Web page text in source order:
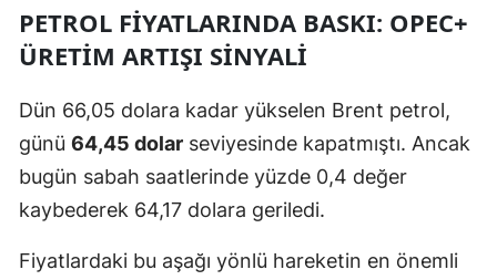
PETROL FIYATLARINDA BASKI: OPEC+
ÜRETIM ARTIŞI SINYALI
Dün 66,05 dolara kadar yükselen Brent petrol,
günü 64,45 dolar seviyesinde kapatmıştı. Ancak
bugün sabah saatlerinde yüzde 0,4 değer
kaybederek 64,17 dolara geriledi.
Fiyatlardaki bu aşağı yönlü hareketin en önemli